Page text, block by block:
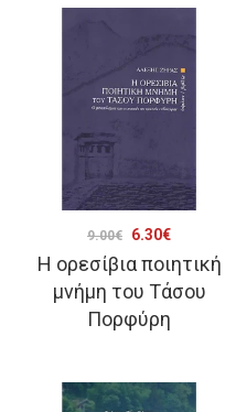
Η ορεσίβια ποιητική
μνήμη του Τάσου
Πορφύρη
9.00€
Original
price
was:
9.00€.
6.30€Η
τρέχουσα
τιμή